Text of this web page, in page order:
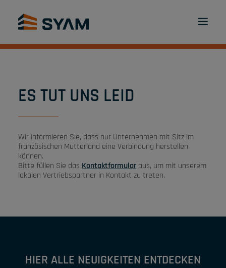
ANMELDEN
DE
ES TUT UNS LEID
Wir informieren Sie, dass nur Unternehmen mit Sitz im
französischen Mutterland eine Verbindung herstellen
können.
Bitte füllen Sie das Kontaktformular aus, um mit unserem
lokalen Vertriebspartner in Kontakt zu treten.
HIER ALLE NEUIGKEITEN ENTDECKEN